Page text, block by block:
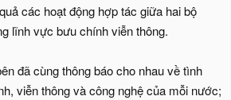
các hoạt động hợp tác giữa hai bộ
lĩnh vực bưu chính viễn thông.
đã cùng thông báo cho nhau về tình
viễn thông và công nghệ của mỗi nước;